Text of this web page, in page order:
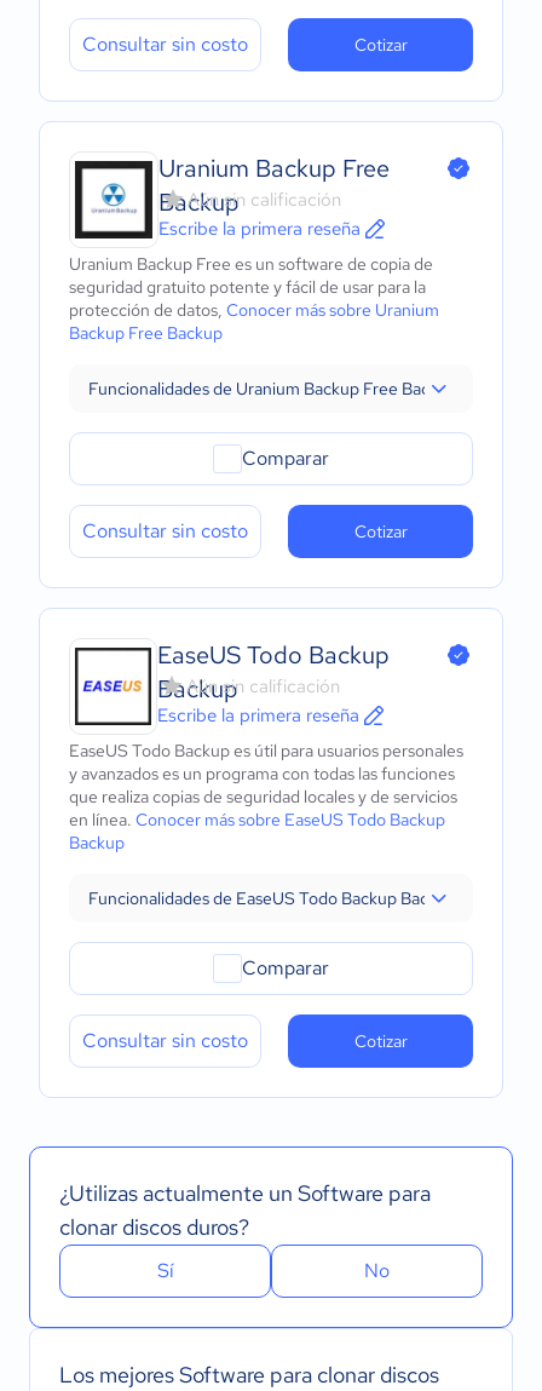
Consultar sin costo Cotizar
Uranium Backup Free
Backup
Aún sin calificación
Escribe la primera reseña
Uranium Backup Free es un software de copia de
seguridad gratuito potente y fácil de usar para la
protección de datos, Conocer más sobre Uranium
Backup Free Backup
Funcionalidades de Uranium Backup Free Backup
Comparar
Consultar sin costo Cotizar
EaseUS Todo Backup
Backup
Aún sin calificación
Escribe la primera reseña
EaseUS Todo Backup es útil para usuarios personales
y avanzados es un programa con todas las funciones
que realiza copias de seguridad locales y de servicios
en línea. Conocer más sobre EaseUS Todo Backup
Backup
Funcionalidades de EaseUS Todo Backup Backup
Comparar
Consultar sin costo Cotizar
¿Utilizas actualmente un Software para
clonar discos duros?
Sí No
Los mejores Software para clonar discos